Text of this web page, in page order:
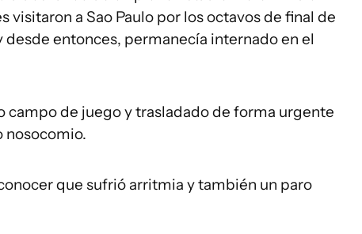
visitaron a Sao Paulo por los octavos de final de
entonces, permanecía internado en el
campo de juego y trasladado de forma urgente
nosocomio.
que sufrió arritmia y también un paro